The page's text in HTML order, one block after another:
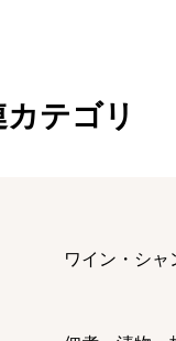
テゴリ
ワイン・シャ